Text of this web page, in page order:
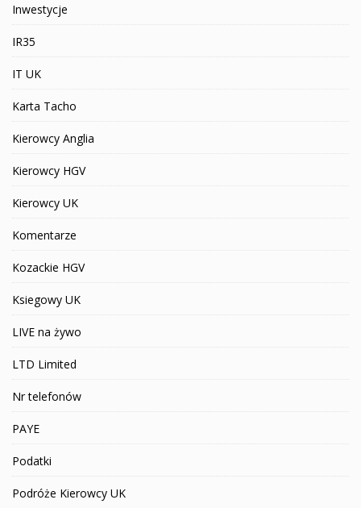
Inwestycje
IR35
IT UK
Karta Tacho
Kierowcy Anglia
Kierowcy HGV
Kierowcy UK
Komentarze
Kozackie HGV
Ksiegowy UK
LIVE na żywo
LTD Limited
Nr telefonów
PAYE
Podatki
Podróże Kierowcy UK